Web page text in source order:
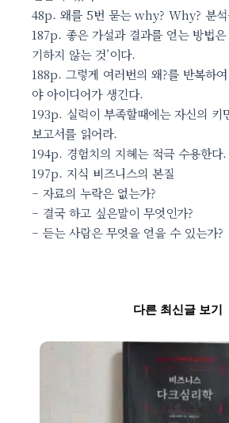
48p. 왜를 5번 묻는 why? Why? 분석
187p. 좋은 가설과 결과를 얻는 방법은
기하지 않는 것’이다.
188p. 그렇게 여러번의 왜?를 반복하
야 아이디어가 생긴다.
193p. 실력이 부족할때에는 자신의 키
보고서를 읽어라.
194p. 경험치의 지혜는 적극 수용한다.
197p. 지식 비즈니스의 본질
– 자료의 누락은 없는가?
– 결국 하고 싶은말이 무엇인가?
– 듣는 사람은 무엇을 얻을 수 있는가?
다른 최신글 보기